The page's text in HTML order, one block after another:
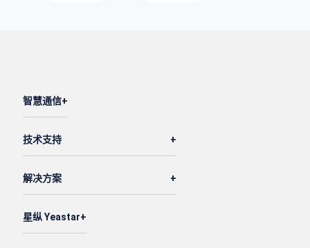
智慧通信
技术支持
解决方案
星纵 Yeastar